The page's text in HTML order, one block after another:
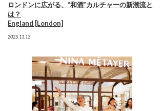
ロンドンに広がる、“和酒”カルチャーの新潮流と
は？
England [London]
2025.11.13